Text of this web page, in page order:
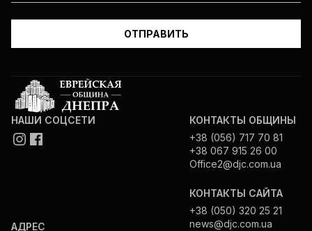
НАШИ СОЦСЕТИ
АДРЕС
КОНТАКТЫ ОБЩИНЫ
+38 (056) 717 70 81
+38 067 915 26 00
Office2@djc.com.ua
КОНТАКТЫ САЙТА
+38 (050) 320 25 21
news@djc.com.ua